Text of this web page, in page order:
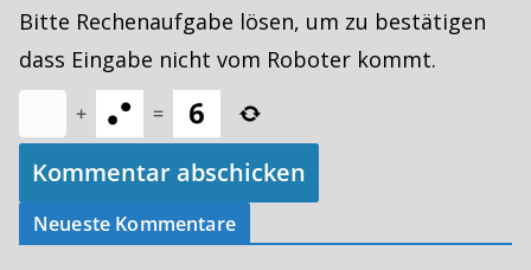
Bitte Rechenaufgabe lösen, um zu bestätigen
dass Eingabe nicht vom Roboter kommt.
+ =
Neueste Kommentare